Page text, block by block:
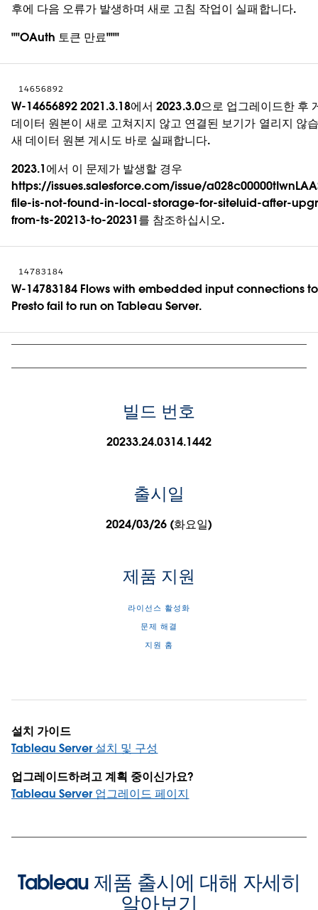
후에 다음 오류가 발생하며 새로 고침 작업이 실패합니다.
""OAuth 토큰 만료"""
14656892
W-14656892 2021.3.18에서 2023.3.0으로 업그레이드한 후
데이터 원본이 새로 고쳐지지 않고 연결된 보기가 열리지 않
새 데이터 원본 게시도 바로 실패합니다.
2023.1에서 이 문제가 발생할 경우
https://issues.salesforce.com/issue/
file-is-not-found-in-local-storage-for-siteluid-after-
from-ts-20213-to-20231를 참조하십시오.
14783184
W-14783184 Flows with embedded input connections to
Presto fail to run on Tableau Server.
빌드 번호
20233.24.0314.1442
출시일
2024/03/26 (화요일)
제품 지원
라이선스 활성화
문제 해결
지원 홈
설치 가이드
Tableau Server 설치 및 구성
업그레이드하려고 계획 중이신가요?
Tableau Server 업그레이드 페이지
Tableau 제품 출시에 대해 자세히
알아보기